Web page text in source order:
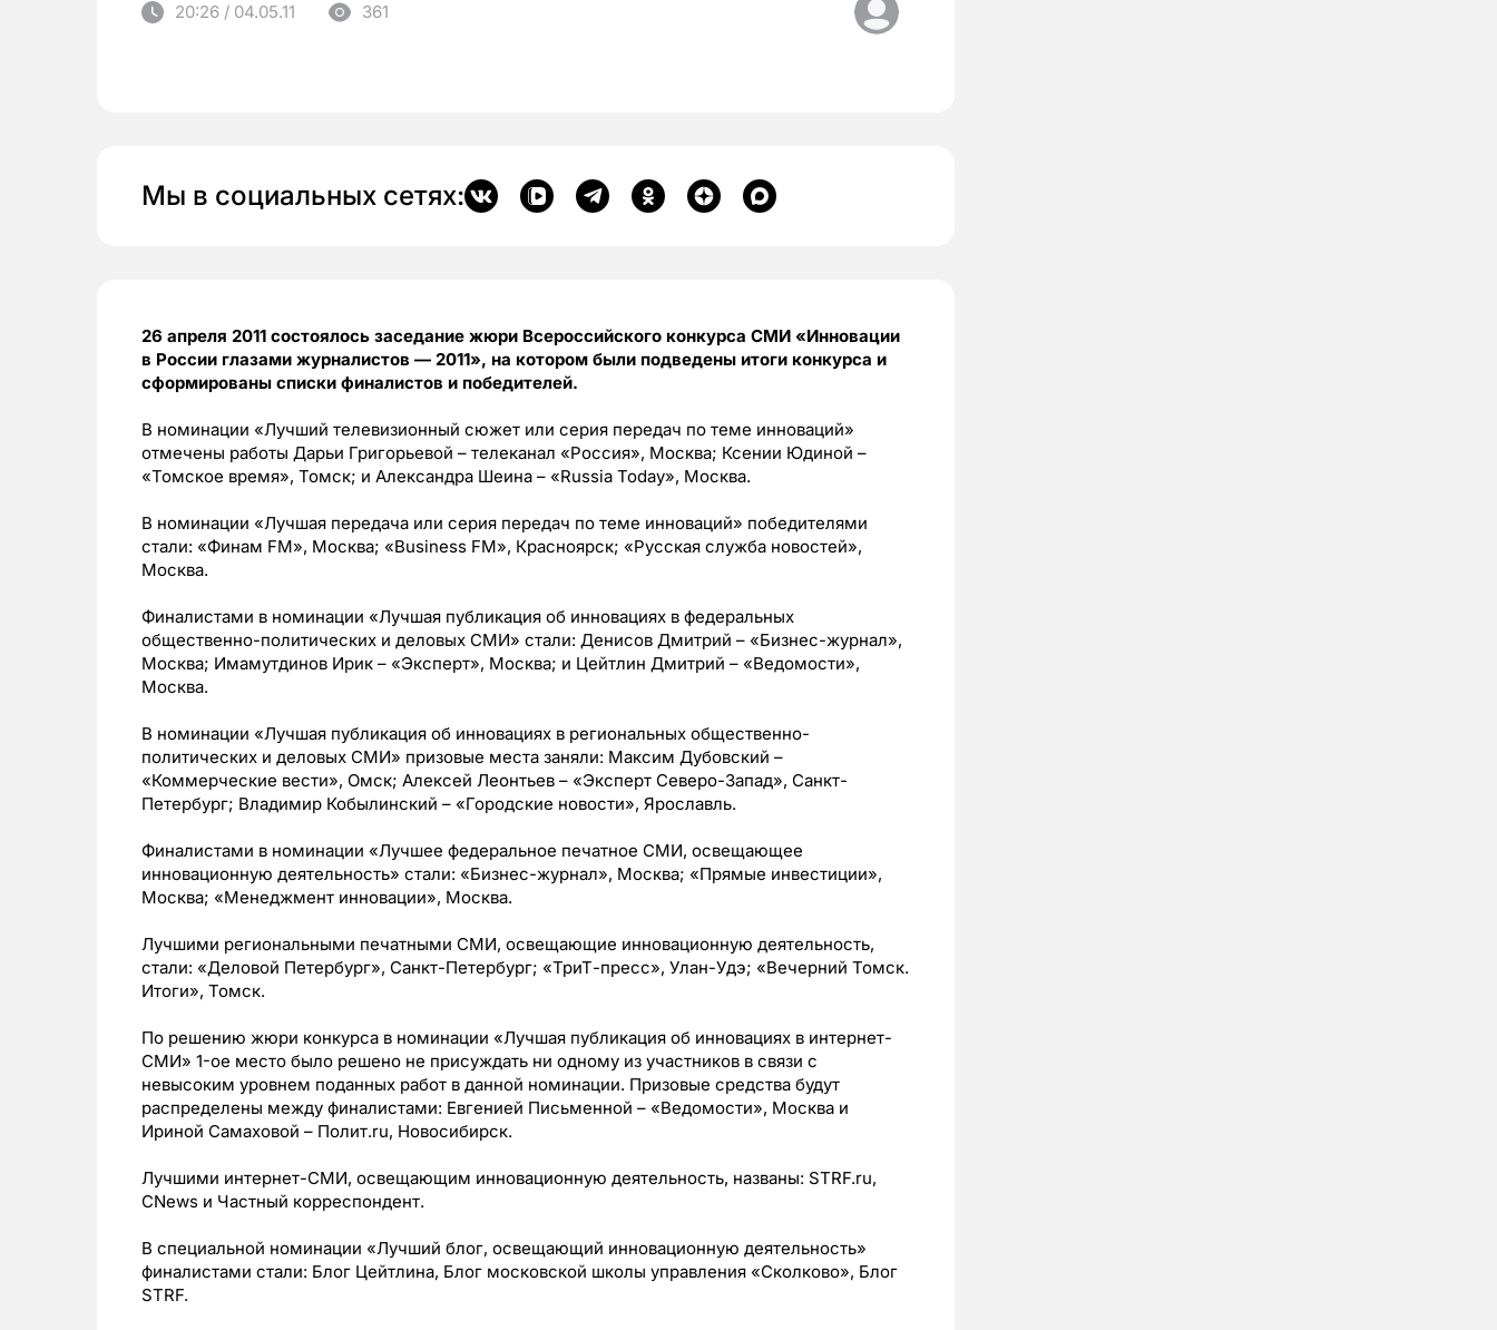
20:26 / 04.05.11 361
Мы в социальных сетях:
26 апреля 2011 состоялось заседание жюри Всероссийского конкурса СМИ «Инновации
в России глазами журналистов — 2011», на котором были подведены итоги конкурса и
сформированы списки финалистов и победителей.
В номинации «Лучший телевизионный сюжет или серия передач по теме инноваций»
отмечены работы Дарьи Григорьевой – телеканал «Россия», Москва; Ксении Юдиной –
«Томское время», Томск; и Александра Шеина – «Russia Today», Москва.
В номинации «Лучшая передача или серия передач по теме инноваций» победителями
стали: «Финам FM», Москва; «Business FM», Красноярск; «Русская служба новостей»,
Москва.
Финалистами в номинации «Лучшая публикация об инновациях в федеральных
общественно-политических и деловых СМИ» стали: Денисов Дмитрий – «Бизнес-журнал»,
Москва; Имамутдинов Ирик – «Эксперт», Москва; и Цейтлин Дмитрий – «Ведомости»,
Москва.
В номинации «Лучшая публикация об инновациях в региональных общественно-
политических и деловых СМИ» призовые места заняли: Максим Дубовский –
«Коммерческие вести», Омск; Алексей Леонтьев – «Эксперт Северо-Запад», Санкт-
Петербург; Владимир Кобылинский – «Городские новости», Ярославль.
Финалистами в номинации «Лучшее федеральное печатное СМИ, освещающее
инновационную деятельность» стали: «Бизнес-журнал», Москва; «Прямые инвестиции»,
Москва; «Менеджмент инновации», Москва.
Лучшими региональными печатными СМИ, освещающие инновационную деятельность,
стали: «Деловой Петербург», Санкт-Петербург; «ТриТ-пресс», Улан-Удэ; «Вечерний Томск.
Итоги», Томск.
По решению жюри конкурса в номинации «Лучшая публикация об инновациях в интернет-
СМИ» 1-ое место было решено не присуждать ни одному из участников в связи с
невысоким уровнем поданных работ в данной номинации. Призовые средства будут
распределены между финалистами: Евгенией Письменной – «Ведомости», Москва и
Ириной Самаховой – Полит.ru, Новосибирск.
Лучшими интернет-СМИ, освещающим инновационную деятельность, названы: STRF.ru,
CNews и Частный корреспондент.
В специальной номинации «Лучший блог, освещающий инновационную деятельность»
финалистами стали: Блог Цейтлина, Блог московской школы управления «Сколково», Блог
STRF.